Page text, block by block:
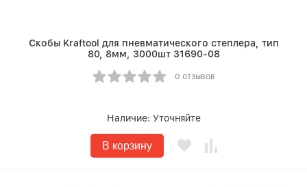
Скобы Kraftool для пневматического степлера, тип
80, 8мм, 3000шт 31690-08
0 отзывов
Наличие: Уточняйте
В корзину